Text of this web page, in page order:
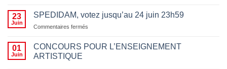
motifs
à
23
Juin
SPEDIDAM, votez jusqu’au 24 juin 23h59
Commentaires fermés
votez
01
Juin
CONCOURS POUR L’ENSEIGNEMENT
ARTISTIQUE